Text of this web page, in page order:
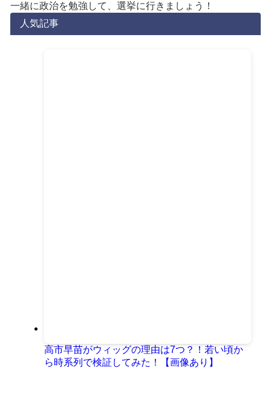
一緒に政治を勉強して、選挙に行きましょう！
人気記事
高市早苗がウィッグの理由は7つ？！若い頃か
ら時系列で検証してみた！【画像あり】